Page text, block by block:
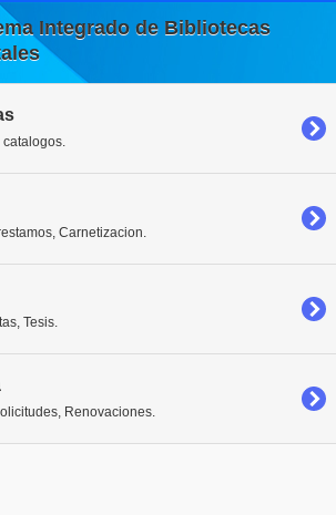
Integrado de Bibliotecas
Carnetizacion.
Tesis.
Renovaciones.